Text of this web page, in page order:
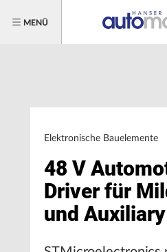
MENÜ
Elektronische Bauelemente
48 V
Driver für
und